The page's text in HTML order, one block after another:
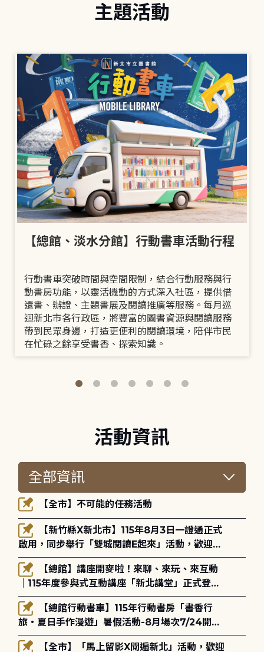
主題活動
【總館、淡水分館】行動書車活動行程
行動書車突破時間與空間限制，結合行動服務與行
動書房功能，以靈活機動的方式深入社區，提供借
還書、辦證、主題書展及閱讀推廣等服務。每月巡
迴新北市各行政區，將豐富的圖書資源與閱讀服務
帶到民眾身邊，打造更便利的閱讀環境，陪伴市民
在忙碌之餘享受書香、探索知識。
活動資訊
【全市】不可能的任務活動
啟用，同步舉行「雙城閱讀E起來」活動，歡迎踴
躍參加(115年8月3日至10月4日)。
｜115年度參與式互動講座「新北講堂」正式登
場！
旅・夏日手作漫遊」暑假活動-8月場次7/24開始
報名